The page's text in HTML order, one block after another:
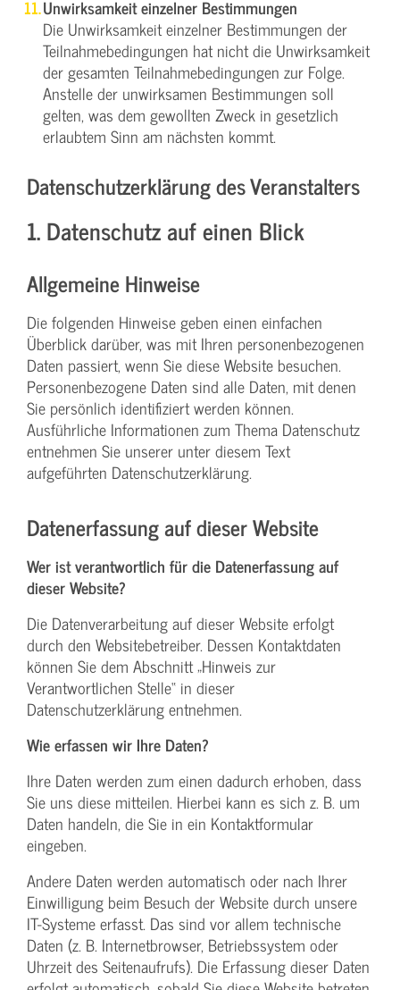
Unwirksamkeit einzelner Bestimmungen
Die Unwirksamkeit einzelner Bestimmungen der
Teilnahmebedingungen hat nicht die Unwirksamkeit
der gesamten Teilnahmebedingungen zur Folge.
Anstelle der unwirksamen Bestimmungen soll
gelten, was dem gewollten Zweck in gesetzlich
erlaubtem Sinn am nächsten kommt.
Datenschutzerklärung des Veranstalters
1. Datenschutz auf einen Blick
Allgemeine Hinweise
Die folgenden Hinweise geben einen einfachen
Überblick darüber, was mit Ihren personenbezogenen
Daten passiert, wenn Sie diese Website besuchen.
Personenbezogene Daten sind alle Daten, mit denen
Sie persönlich identifiziert werden können.
Ausführliche Informationen zum Thema Datenschutz
entnehmen Sie unserer unter diesem Text
aufgeführten Datenschutzerklärung.
Datenerfassung auf dieser Website
Wer ist verantwortlich für die Datenerfassung auf
dieser Website?
Die Datenverarbeitung auf dieser Website erfolgt
durch den Websitebetreiber. Dessen Kontaktdaten
können Sie dem Abschnitt „Hinweis zur
Verantwortlichen Stelle“ in dieser
Datenschutzerklärung entnehmen.
Wie erfassen wir Ihre Daten?
Ihre Daten werden zum einen dadurch erhoben, dass
Sie uns diese mitteilen. Hierbei kann es sich z. B. um
Daten handeln, die Sie in ein Kontaktformular
eingeben.
Andere Daten werden automatisch oder nach Ihrer
Einwilligung beim Besuch der Website durch unsere
IT-Systeme erfasst. Das sind vor allem technische
Daten (z. B. Internetbrowser, Betriebssystem oder
Uhrzeit des Seitenaufrufs). Die Erfassung dieser Daten